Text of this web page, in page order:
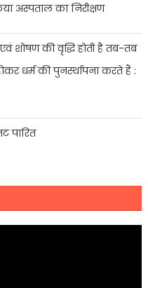
अस्पताल का निरीक्षण
शोषण की वृद्धि होती है तब-तब
धर्म की पुनर्स्थापना करते हैं :
पारित